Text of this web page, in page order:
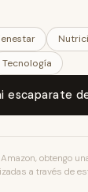
Tecnología
escaparate
obtengo
a través de